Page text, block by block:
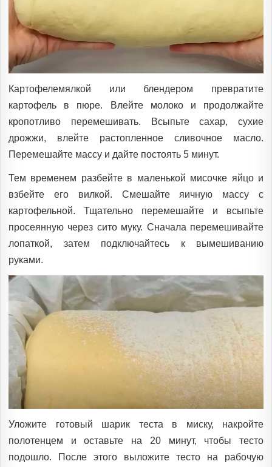
Картофелемялкой или блендером превратите
картофель в пюре. Влейте молоко и продолжайте
кропотливо перемешивать. Всыпьте сахар, сухие
дрожжи, влейте растопленное сливочное масло.
Перемешайте массу и дайте постоять 5 минут.
Тем временем разбейте в маленькой мисочке яйцо и
взбейте его вилкой. Смешайте яичную массу с
картофельной. Тщательно перемешайте и всыпьте
просеянную через сито муку. Сначала перемешивайте
лопаткой, затем подключайтесь к вымешиванию
руками.
Уложите готовый шарик теста в миску, накройте
полотенцем и оставьте на 20 минут, чтобы тесто
подошло. После этого выложите тесто на рабочую